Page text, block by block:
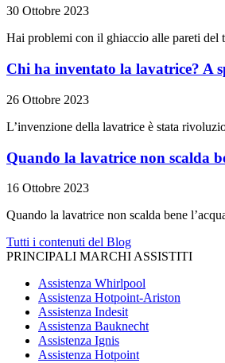
30 Ottobre 2023
Hai problemi con il ghiaccio alle pareti del
Chi ha inventato la lavatrice? A
26 Ottobre 2023
L’invenzione della lavatrice è stata
Quando la lavatrice non scalda
16 Ottobre 2023
Quando la lavatrice non scalda bene
Tutti i contenuti del Blog
PRINCIPALI MARCHI ASSISTITI
Assistenza Whirlpool
Assistenza Hotpoint-Ariston
Assistenza Indesit
Assistenza Bauknecht
Assistenza Ignis
Assistenza Hotpoint